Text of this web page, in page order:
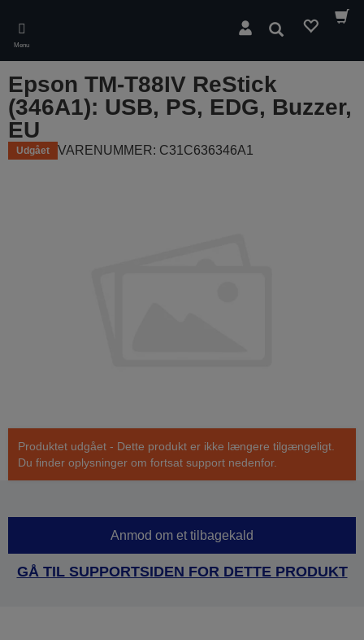
main
content
Menu
Søg
Epson TM-T88IV ReStick
(346A1): USB, PS, EDG, Buzzer,
EU
Udgået VARENUMMER: C31C636346A1
Produktet udgået - Dette produkt er ikke længere tilgængeligt.
Du finder oplysninger om fortsat support nedenfor.
Anmod om et tilbagekald
GÅ TIL SUPPORTSIDEN FOR DETTE PRODUKT